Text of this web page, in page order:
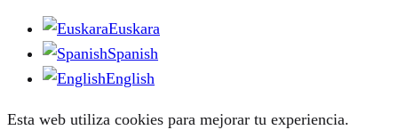
Euskara
Spanish
English
Esta web utiliza cookies para mejorar tu experiencia.